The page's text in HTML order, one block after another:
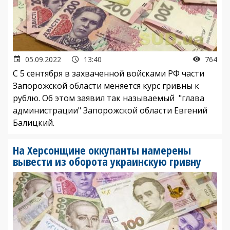
05.09.2022 13:40 764
С 5 сентября в захваченной войсками РФ части
Запорожской области меняется курс гривны к
рублю. Об этом заявил так называемый "глава
администрации" Запорожской области Евгений
Балицкий.
На Херсонщине оккупанты намерены
вывести из оборота украинскую гривну